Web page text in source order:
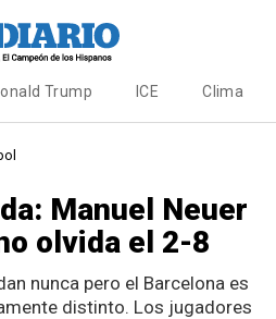
Trump ICE Clima
Manuel Neuer
olvida el 2-8
nunca pero el Barcelona es
distinto. Los jugadores